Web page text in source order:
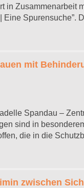
in Zusammenarbeit
Eine Spurensuche”.
mit
Spandau –
sind in
die in die
zwischen